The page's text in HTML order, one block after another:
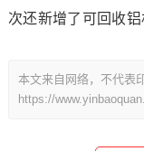
次还新增了可回收
本文来自网络，不代表
https://